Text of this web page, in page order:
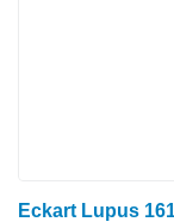
Eckart Lupus